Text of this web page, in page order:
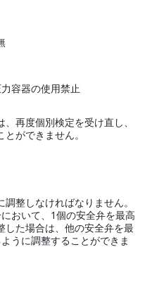
容器の使用禁止
再度個別検定を受け直し、
ができません。
整しなければなりません。
おいて、1個の安全弁を最高
した場合は、他の安全弁を最
うに調整することができま